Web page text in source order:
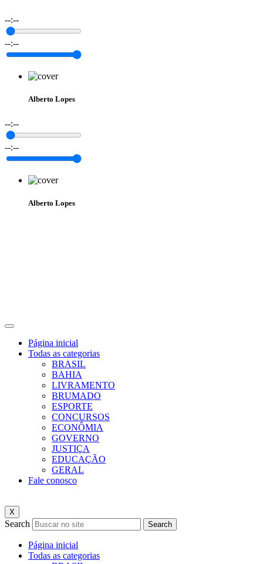
--:--
--:--
Alberto Lopes
--:--
--:--
Alberto Lopes
Página inicial
Todas as categorias
BRASIL
BAHIA
LIVRAMENTO
BRUMADO
ESPORTE
CONCURSOS
ECONÔMIA
GOVERNO
JUSTIÇA
EDUCAÇÃO
GERAL
Fale conosco
X
Search Search
Página inicial
Todas as categorias